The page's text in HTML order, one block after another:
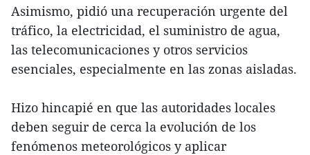
Asimismo, pidió una recuperación urgente del
tráfico, la electricidad, el suministro de agua,
las telecomunicaciones y otros servicios
esenciales, especialmente en las zonas aisladas.
Hizo hincapié en que las autoridades locales
deben seguir de cerca la evolución de los
fenómenos meteorológicos y aplicar